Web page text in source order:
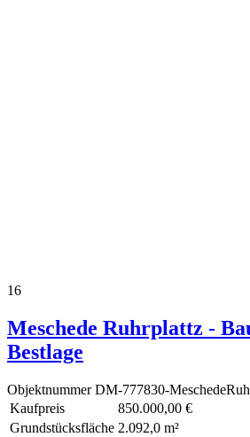
16
Meschede Ruhrplattz -
Bestlage
Objektnummer DM-777830-
Kaufpreis
850.000,00 €
Grundstücksfläche 2.092,0 m²